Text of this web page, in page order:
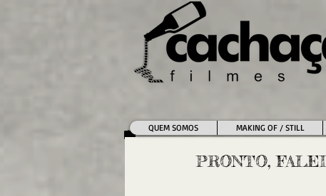
QUEM SOMOS MAKING OF / STILL
PRONTO, FALEI